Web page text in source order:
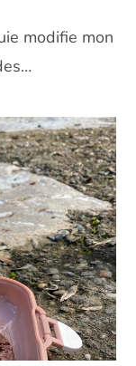
modifie mon